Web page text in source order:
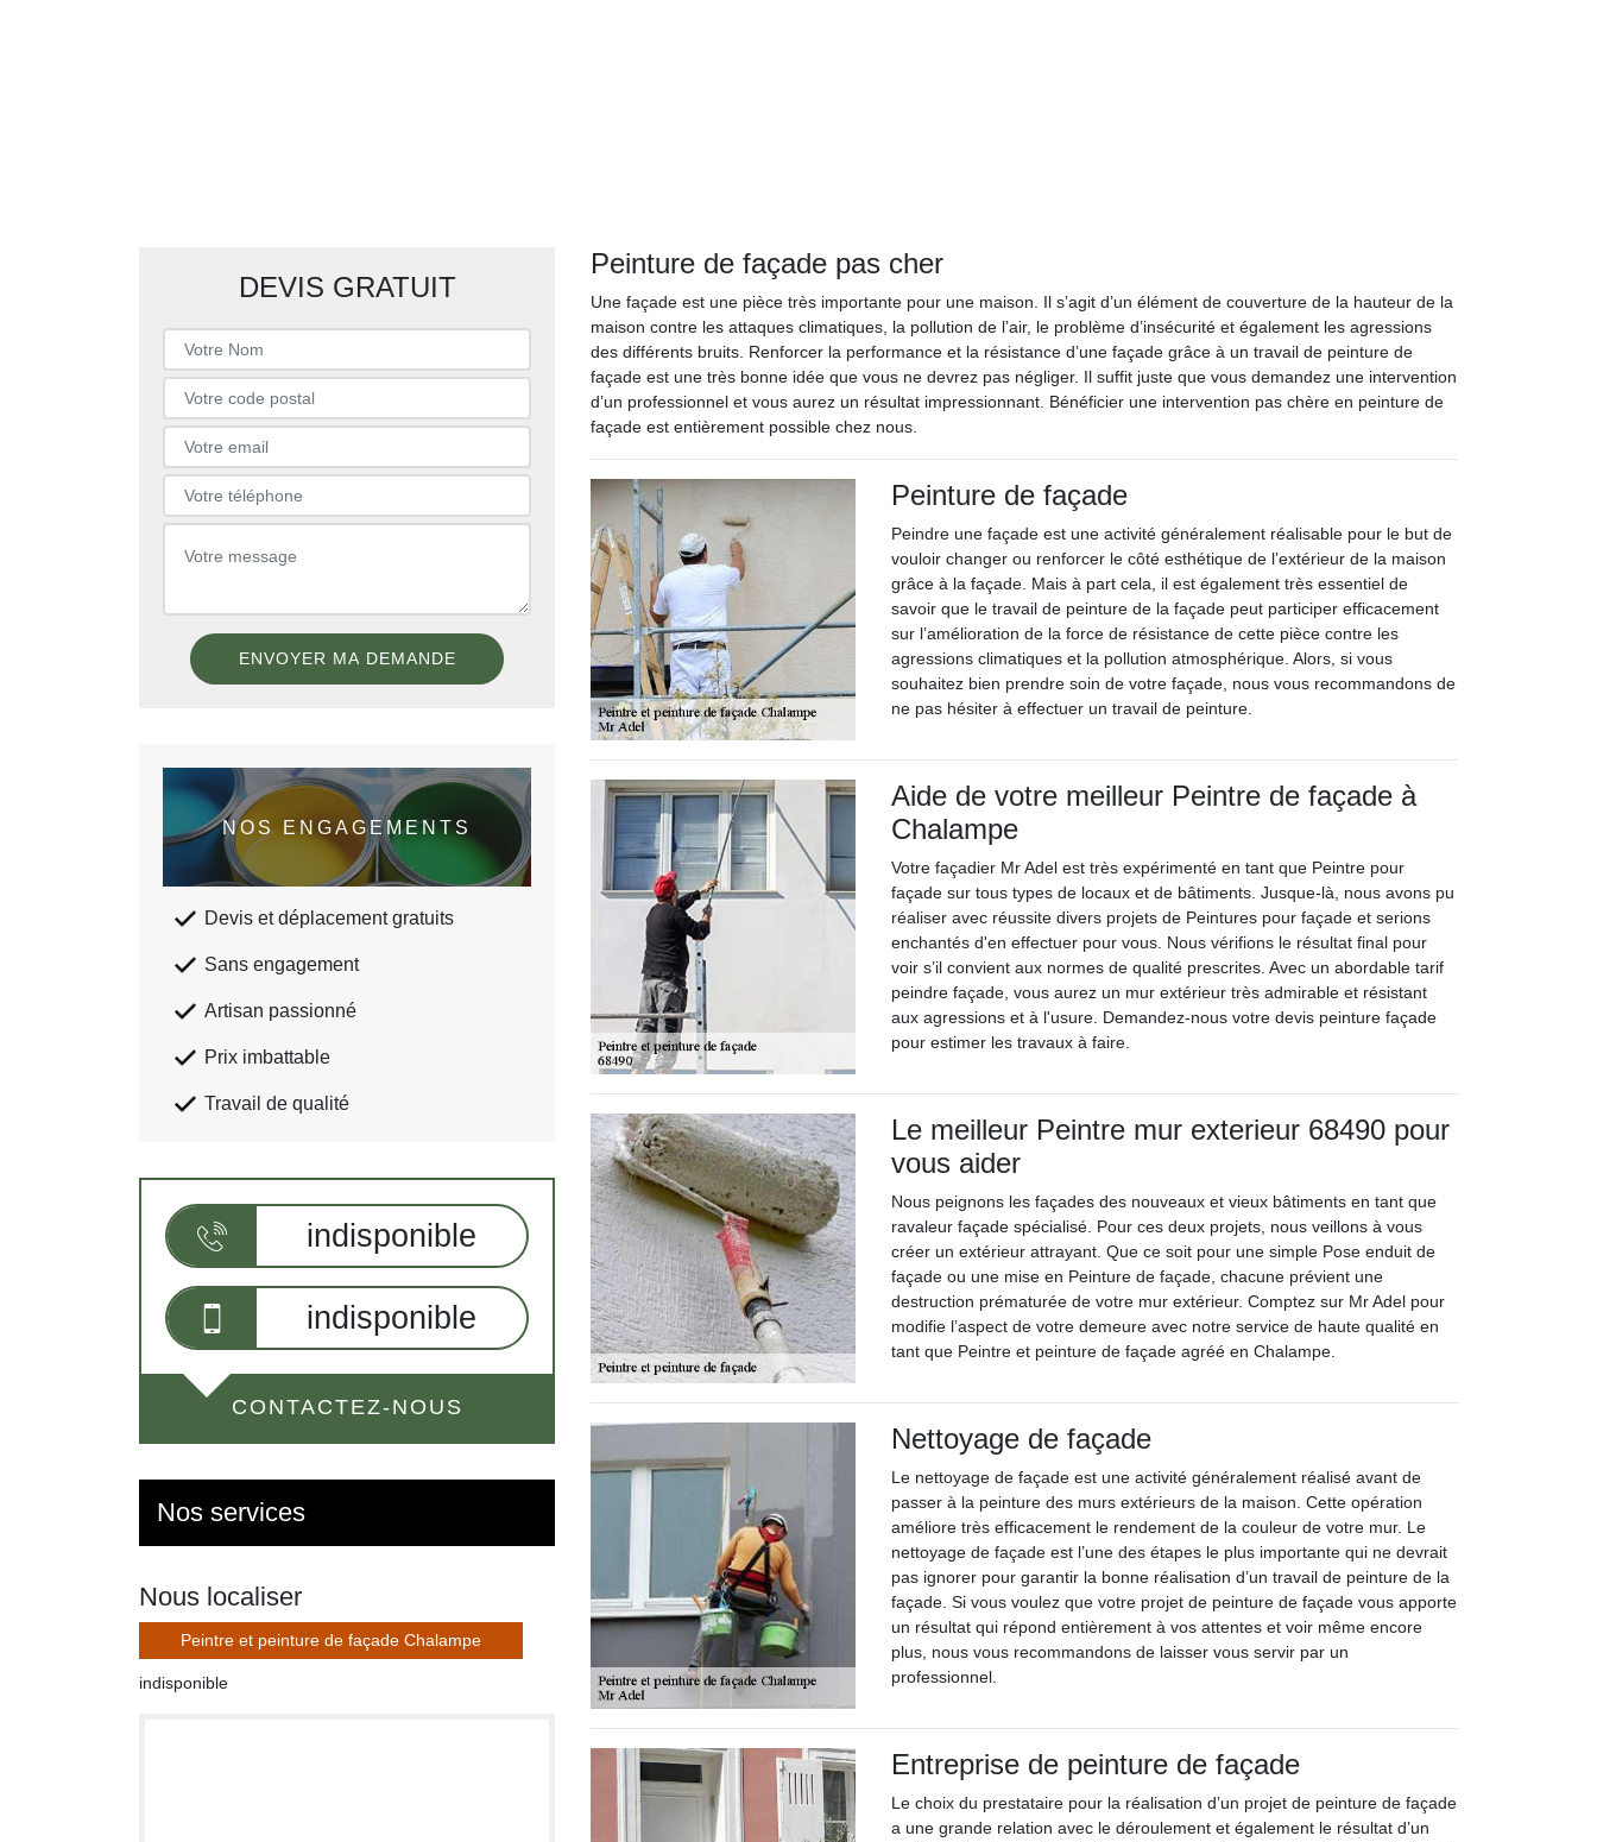
DEVIS GRATUIT
NOS ENGAGEMENTS
Devis et déplacement gratuits
Sans engagement
Artisan passionné
Prix imbattable
Travail de qualité
indisponible
indisponible
CONTACTEZ-NOUS
Nos services
Nous localiser
Peintre et peinture de façade Chalampe
indisponible
Peinture de façade pas cher
Une façade est une pièce très importante pour une maison. Il s’agit d’un élément de couverture de la hauteur de la
maison contre les attaques climatiques, la pollution de l’air, le problème d’insécurité et également les agressions
des différents bruits. Renforcer la performance et la résistance d’une façade grâce à un travail de peinture de
façade est une très bonne idée que vous ne devrez pas négliger. Il suffit juste que vous demandez une intervention
d’un professionnel et vous aurez un résultat impressionnant. Bénéficier une intervention pas chère en peinture de
façade est entièrement possible chez nous.
Peinture de façade
Peindre une façade est une activité généralement réalisable pour le but de
vouloir changer ou renforcer le côté esthétique de l’extérieur de la maison
grâce à la façade. Mais à part cela, il est également très essentiel de
savoir que le travail de peinture de la façade peut participer efficacement
sur l’amélioration de la force de résistance de cette pièce contre les
agressions climatiques et la pollution atmosphérique. Alors, si vous
souhaitez bien prendre soin de votre façade, nous vous recommandons de
ne pas hésiter à effectuer un travail de peinture.
Aide de votre meilleur Peintre de façade à
Chalampe
Votre façadier Mr Adel est très expérimenté en tant que Peintre pour
façade sur tous types de locaux et de bâtiments. Jusque-là, nous avons pu
réaliser avec réussite divers projets de Peintures pour façade et serions
enchantés d'en effectuer pour vous. Nous vérifions le résultat final pour
voir s’il convient aux normes de qualité prescrites. Avec un abordable tarif
peindre façade, vous aurez un mur extérieur très admirable et résistant
aux agressions et à l'usure. Demandez-nous votre devis peinture façade
pour estimer les travaux à faire.
Le meilleur Peintre mur exterieur 68490 pour
vous aider
Nous peignons les façades des nouveaux et vieux bâtiments en tant que
ravaleur façade spécialisé. Pour ces deux projets, nous veillons à vous
créer un extérieur attrayant. Que ce soit pour une simple Pose enduit de
façade ou une mise en Peinture de façade, chacune prévient une
destruction prématurée de votre mur extérieur. Comptez sur Mr Adel pour
modifie l’aspect de votre demeure avec notre service de haute qualité en
tant que Peintre et peinture de façade agréé en Chalampe.
Nettoyage de façade
Le nettoyage de façade est une activité généralement réalisé avant de
passer à la peinture des murs extérieurs de la maison. Cette opération
améliore très efficacement le rendement de la couleur de votre mur. Le
nettoyage de façade est l’une des étapes le plus importante qui ne devrait
pas ignorer pour garantir la bonne réalisation d’un travail de peinture de la
façade. Si vous voulez que votre projet de peinture de façade vous apporte
un résultat qui répond entièrement à vos attentes et voir même encore
plus, nous vous recommandons de laisser vous servir par un
professionnel.
Entreprise de peinture de façade
Le choix du prestataire pour la réalisation d’un projet de peinture de façade
a une grande relation avec le déroulement et également le résultat d’un